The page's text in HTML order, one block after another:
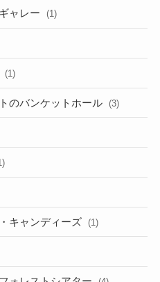
ャレー (1)
(1)
のバンケットホール (3)
キャンディーズ (1)